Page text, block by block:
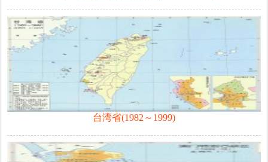
台湾省(1982～1999)